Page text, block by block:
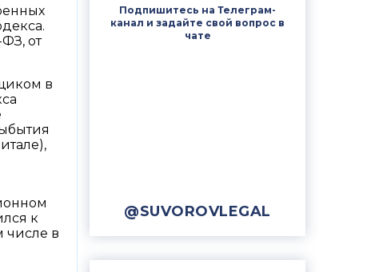
Подпишитесь на Телеграм-
канал и задайте свой вопрос в
чате
@SUVOROVLEGAL
ФЗ, от
в
к
числе в